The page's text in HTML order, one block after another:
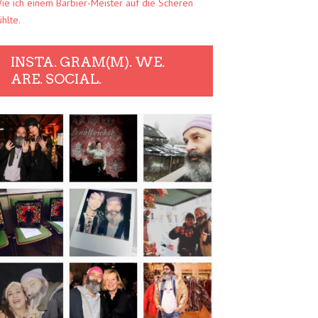
ich einem Barbier-Meister auf die Scheren
INSTA. GRAM(M). WE.
ARE. SOCIAL.